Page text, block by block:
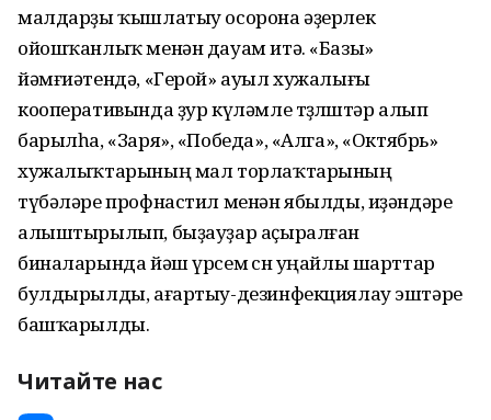
малдарҙы ҡышлатыу осорона әҙерлек
ойошҡанлыҡ менән дауам итә. «Базы»
йәмғиәтендә, «Герой» ауыл хужалығы
кооперативында ҙур күләмле төҙөлөштәр алып
барылһа, «Заря», «Победа», «Алга», «Октябрь»
хужалыҡтарының мал торлаҡтарының
түбәләре профнастил менән ябылды, иҙәндәре
алыштырылып, быҙауҙар аҫыралған
биналарында йәш үрсем өсөн уңайлы шарттар
булдырылды, ағартыу-дезинфекциялау эштәре
башҡарылды.
Читайте нас